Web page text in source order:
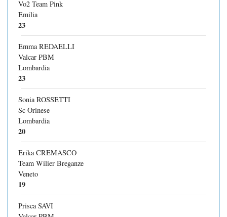
Vo2 Team Pink
Emilia
23
Emma REDAELLI
Valcar PBM
Lombardia
23
Sonia ROSSETTI
Sc Orinese
Lombardia
20
Erika CREMASCO
Team Wilier Breganze
Veneto
19
Prisca SAVI